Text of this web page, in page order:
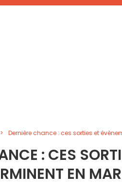
Dernière chance : ces sorties et
: CES
EN